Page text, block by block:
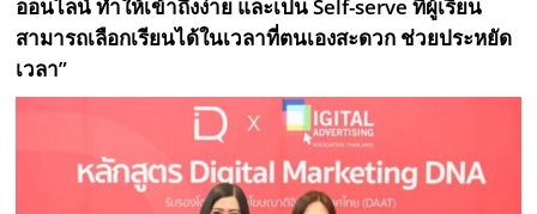
ออนไลน์ ทำให้เข้าถึงง่าย และเป็นSelf-serveที่ผู้เรียน
สามารถเลือกเรียนได้ในเวลาที่ตนเองสะดวก ช่วยประหยัด
เวลา”